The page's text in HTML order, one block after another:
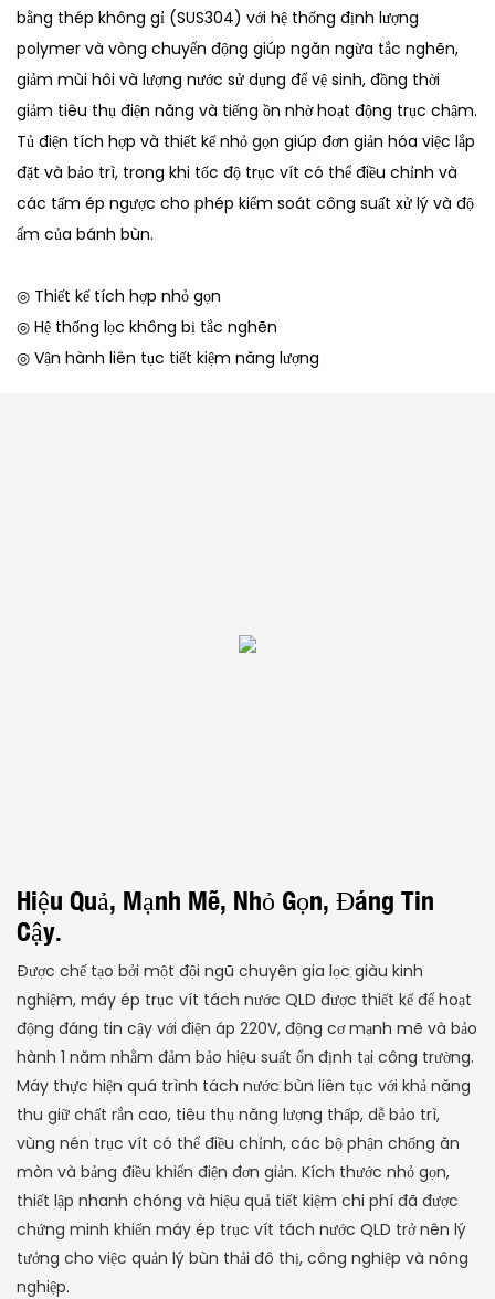
bằng thép không gỉ (SUS304) với hệ thống định lượng
polymer và vòng chuyển động giúp ngăn ngừa tắc nghẽn,
giảm mùi hôi và lượng nước sử dụng để vệ sinh, đồng thời
giảm tiêu thụ điện năng và tiếng ồn nhờ hoạt động trục chậm.
Tủ điện tích hợp và thiết kế nhỏ gọn giúp đơn giản hóa việc lắp
đặt và bảo trì, trong khi tốc độ trục vít có thể điều chỉnh và
các tấm ép ngược cho phép kiểm soát công suất xử lý và độ
ẩm của bánh bùn.
◎ Thiết kế tích hợp nhỏ gọn
◎ Hệ thống lọc không bị tắc nghẽn
◎ Vận hành liên tục tiết kiệm năng lượng
Hiệu Quả, Mạnh Mẽ, Nhỏ Gọn, Đáng Tin
Cậy.
Được chế tạo bởi một đội ngũ chuyên gia lọc giàu kinh
nghiệm, máy ép trục vít tách nước QLD được thiết kế để hoạt
động đáng tin cậy với điện áp 220V, động cơ mạnh mẽ và bảo
hành 1 năm nhằm đảm bảo hiệu suất ổn định tại công trường.
Máy thực hiện quá trình tách nước bùn liên tục với khả năng
thu giữ chất rắn cao, tiêu thụ năng lượng thấp, dễ bảo trì,
vùng nén trục vít có thể điều chỉnh, các bộ phận chống ăn
mòn và bảng điều khiển điện đơn giản. Kích thước nhỏ gọn,
thiết lập nhanh chóng và hiệu quả tiết kiệm chi phí đã được
chứng minh khiến máy ép trục vít tách nước QLD trở nên lý
tưởng cho việc quản lý bùn thải đô thị, công nghiệp và nông
nghiệp.